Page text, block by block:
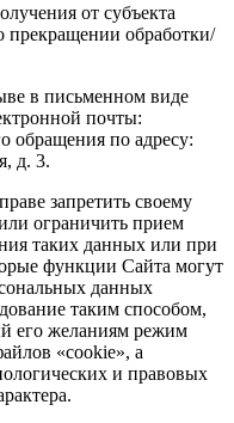
от субъекта
прекращении обработки/
в письменном виде
почты:
обращения по адресу:
д. 3.
запретить своему
ограничить прием
таких данных или при
функции Сайта могут
данных
таким способом,
его желаниям режим
«cookie», а
и правовых